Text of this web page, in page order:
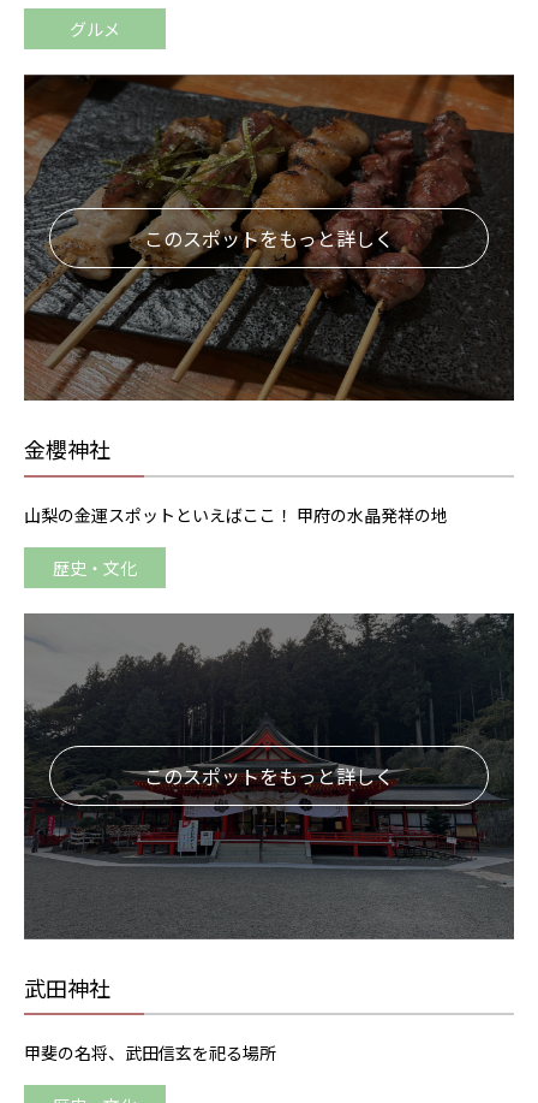
グルメ
このスポットをもっと詳しく
金櫻神社
山梨の金運スポットといえばここ！ 甲府の水晶発祥の地
歴史・文化
このスポットをもっと詳しく
武田神社
甲斐の名将、武田信玄を祀る場所